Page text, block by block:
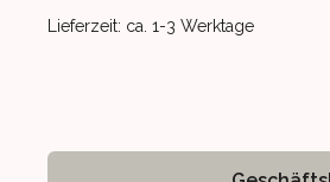
Product delivery information
Lieferzeit: ca. 1-3 Werktage